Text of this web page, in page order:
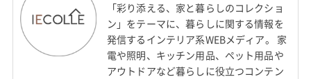
「彩り添える、家と暮らしのコレクショ
ン」をテーマに、暮らしに関する情報を
発信するインテリア系WEBメディア。 家
電や照明、キッチン用品、ペット用品や
アウトドアなど暮らしに役立つコンテン